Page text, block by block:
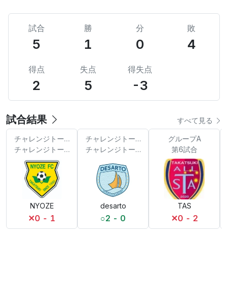
試合
5
勝
1
分
0
敗
4
得点
2
失点
5
得失点
-3
試合結果 すべて見る
チャレンジトーナメント
チャレンジトーナメント決勝
NYOZE
✕0 - 1
チャレンジトーナメント
チャレンジトーナメント②
desarto
○2 - 0
グループA
第6試合
TAS
✕0 - 2